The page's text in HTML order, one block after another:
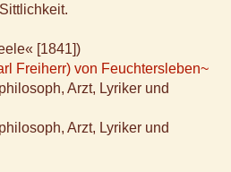
[1841])
Freiherr) von Feuchtersleben~
Arzt, Lyriker und
Arzt, Lyriker und